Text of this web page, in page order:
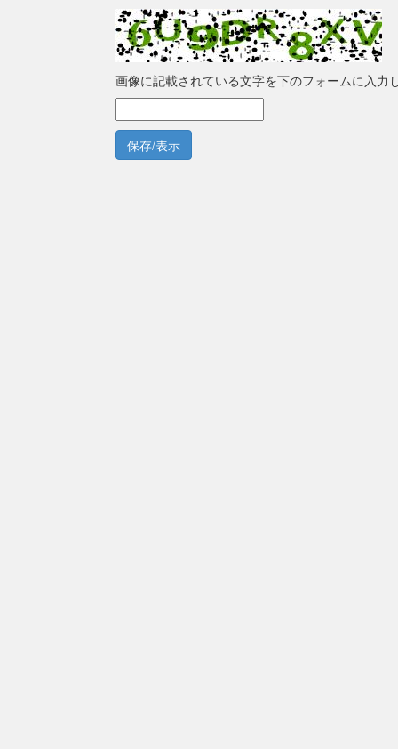
画像に記載されている文字を下のフォームに入力
保存/表示